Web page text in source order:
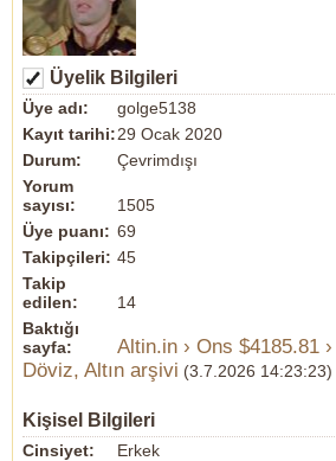
Üyelik Bilgileri
Üye adı:
golge5138
Kayıt tarihi:29 Ocak 2020
Durum:
Çevrimdışı
Yorum
sayısı:
1505
Üye puanı: 69
Takipçileri: 45
Takip
edilen:
14
Baktığı
sayfa:
Altin.in › Ons $4185.81 ›
Döviz, Altın arşivi (3.7.2026 14:23:23)
Kişisel Bilgileri
Cinsiyet:
Erkek